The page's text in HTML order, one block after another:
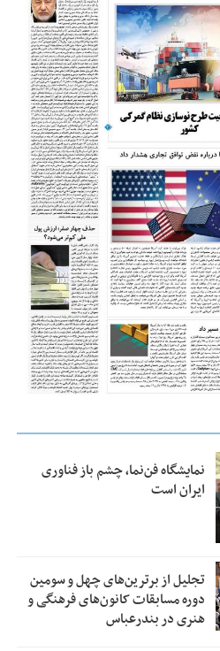
نمایشگاه فن‌نما، چشم باز فناوری
ایران است
تجلیل از بر‌ترین‌های چهل و سومین
دوره مسابقات کانون‌های فرهنگی و
هنری در بندرعباس